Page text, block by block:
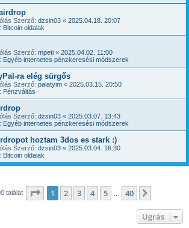
Szerző: dzsin03 « 2025.04.18. 20:07
Bitcoin oldalak
Szerző: mpeti « 2025.04.02. 11:00
Egyéb internetes pénzkeresési módszerek
ra elég sürgős
Szerző: palatyim « 2025.03.15. 20:50
Pénzváltás
Szerző: dzsin03 « 2025.03.07. 13:43
Egyéb internetes pénzkeresési módszerek
hoztam 3dos es stark :)
Szerző: dzsin03 « 2025.03.04. 16:30
Bitcoin oldalak
találat Oldal:1 40
1 2 3 4 5 40
Ugrás